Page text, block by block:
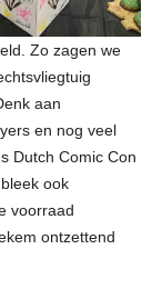
Zo zagen we
aan
en nog veel
Dutch Comic Con
ook
voorraad
ontzettend